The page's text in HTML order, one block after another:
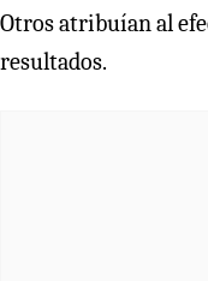
Otros atribuían al
resultados.